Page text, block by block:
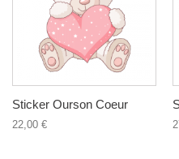
Sticker Ourson Coeur
22,00 €